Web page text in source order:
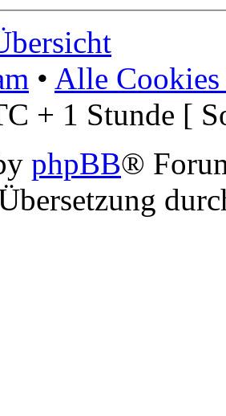
• Alle Cookies
+ 1 Stunde [
phpBB®